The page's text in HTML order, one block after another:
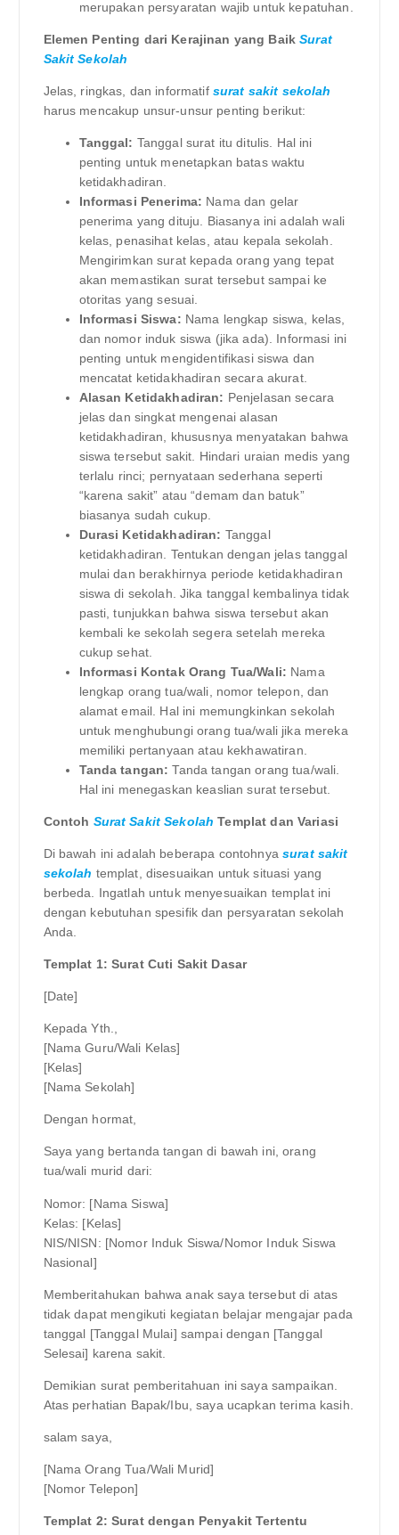
merupakan persyaratan wajib untuk kepatuhan.
Elemen Penting dari Kerajinan yang BaikSurat
Sakit Sekolah
Jelas, ringkas, dan informatif surat sakit sekolah
harus mencakup unsur-unsur penting berikut:
Tanggal: Tanggal surat itu ditulis. Hal ini
penting untuk menetapkan batas waktu
ketidakhadiran.
Informasi Penerima: Nama dan gelar
penerima yang dituju. Biasanya ini adalah wali
kelas, penasihat kelas, atau kepala sekolah.
Mengirimkan surat kepada orang yang tepat
akan memastikan surat tersebut sampai ke
otoritas yang sesuai.
Informasi Siswa: Nama lengkap siswa, kelas,
dan nomor induk siswa (jika ada). Informasi ini
penting untuk mengidentifikasi siswa dan
mencatat ketidakhadiran secara akurat.
Alasan Ketidakhadiran: Penjelasan secara
jelas dan singkat mengenai alasan
ketidakhadiran, khususnya menyatakan bahwa
siswa tersebut sakit. Hindari uraian medis yang
terlalu rinci; pernyataan sederhana seperti
“karena sakit” atau “demam dan batuk”
biasanya sudah cukup.
Durasi Ketidakhadiran: Tanggal
ketidakhadiran. Tentukan dengan jelas tanggal
mulai dan berakhirnya periode ketidakhadiran
siswa di sekolah. Jika tanggal kembalinya tidak
pasti, tunjukkan bahwa siswa tersebut akan
kembali ke sekolah segera setelah mereka
cukup sehat.
Informasi Kontak Orang Tua/Wali: Nama
lengkap orang tua/wali, nomor telepon, dan
alamat email. Hal ini memungkinkan sekolah
untuk menghubungi orang tua/wali jika mereka
memiliki pertanyaan atau kekhawatiran.
Tanda tangan: Tanda tangan orang tua/wali.
Hal ini menegaskan keaslian surat tersebut.
Contoh Surat Sakit Sekolah Templat dan Variasi
Di bawah ini adalah beberapa contohnya surat sakit
sekolah templat, disesuaikan untuk situasi yang
berbeda. Ingatlah untuk menyesuaikan templat ini
dengan kebutuhan spesifik dan persyaratan sekolah
Anda.
Templat 1: Surat Cuti Sakit Dasar
[Date]
Kepada Yth.,
[Nama Guru/Wali Kelas]
[Kelas]
[Nama Sekolah]
Dengan hormat,
Saya yang bertanda tangan di bawah ini, orang
tua/wali murid dari:
Nomor: [Nama Siswa]
Kelas: [Kelas]
NIS/NISN: [Nomor Induk Siswa/Nomor Induk Siswa
Nasional]
Memberitahukan bahwa anak saya tersebut di atas
tidak dapat mengikuti kegiatan belajar mengajar pada
tanggal [Tanggal Mulai] sampai dengan [Tanggal
Selesai] karena sakit.
Demikian surat pemberitahuan ini saya sampaikan.
Atas perhatian Bapak/Ibu, saya ucapkan terima kasih.
salam saya,
[Nama Orang Tua/Wali Murid]
[Nomor Telepon]
Templat 2: Surat dengan Penyakit Tertentu